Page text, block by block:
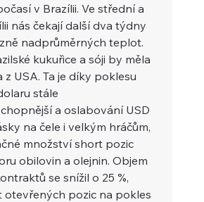
v Brazílii. Ve střední a
nás čekají další dva týdny
nadprůměrných teplot.
kukuřice a sóji by měla
USA. Ta je díky poklesu
stále
a oslabování USD
na čele i velkým hráčům,
množství short pozic
obilovin a olejnin. Objem
se snížil o 25 %,
otevřených pozic na pokles